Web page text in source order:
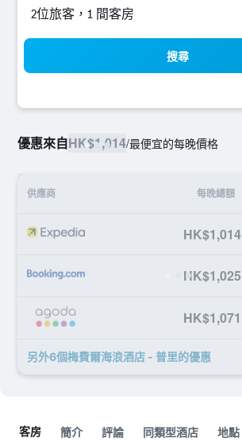
2位旅客，1 間客房
搜尋
優惠來自HK$1,014/最便宜的每晚價格
供應商 每晚總額
HK$1,014
HK$1,025
HK$1,071
另外6個梅費爾海浪酒店 - 普里​的優惠
客房 簡介 評論 同類型酒店 地點